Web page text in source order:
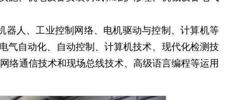
人、工业控制网络、电机驱动与控制、计算机等
气自动化、自动控制、计算机技术、现代化检测技
络通信技术和现场总线技术、高级语言编程等运用